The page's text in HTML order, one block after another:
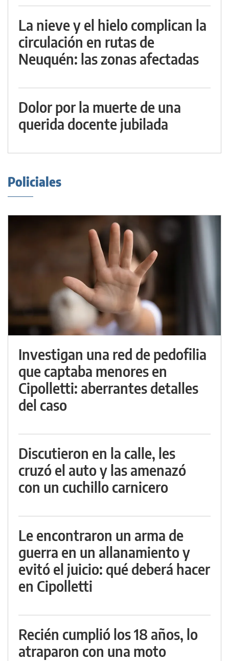
La nieve y el hielo complican la
circulación en rutas de
Neuquén: las zonas afectadas
Dolor por la muerte de una
querida docente jubilada
Policiales
Investigan una red de pedofilia
que captaba menores en
Cipolletti: aberrantes detalles
del caso
Discutieron en la calle, les
cruzó el auto y las amenazó
con un cuchillo carnicero
Le encontraron un arma de
guerra en un allanamiento y
evitó el juicio: qué deberá hacer
en Cipolletti
Recién cumplió los 18 años, lo
atraparon con una moto